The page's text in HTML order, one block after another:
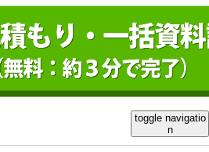
toggle navigatio
n